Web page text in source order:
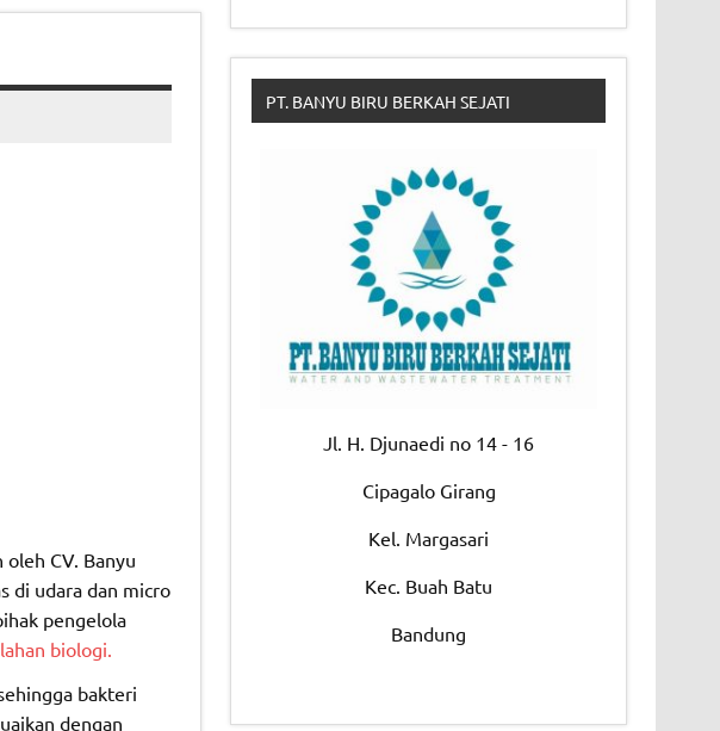
CV. Banyu
di udara dan micro
pengelola
biologi.
bakteri
dengan
PT. BANYU BIRU BERKAH SEJATI
Jl. H. Djunaedi no 14 - 16
Cipagalo Girang
Kel. Margasari
Kec. Buah Batu
Bandung